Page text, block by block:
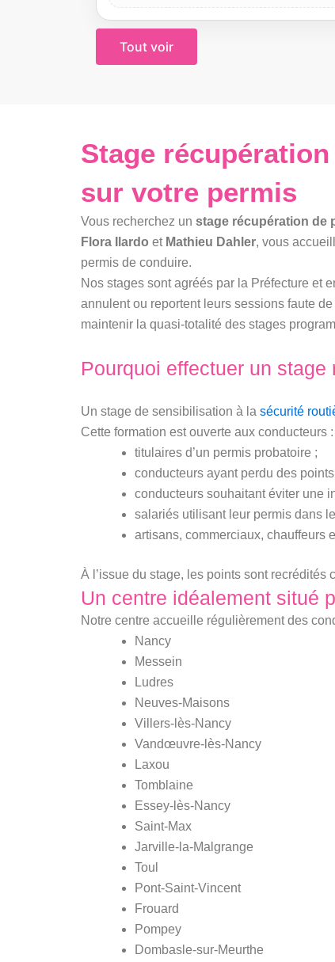
Tout voir
Stage
sur votre permis
Vous recherchez un stage récupération de
Flora Ilardo et Mathieu Dahler, vous
permis de conduire.
Nos stages sont agréés par la Préfecture et
annulent ou reportent leurs sessions faute
maintenir la quasi-totalité des stages
Pourquoi effectuer un
Un stage de sensibilisation à la sécurité
Cette formation est ouverte aux conducteurs :
titulaires d’un permis probatoire ;
conducteurs ayant perdu des
conducteurs souhaitant éviter une
salariés utilisant leur permis dans
artisans, commerciaux, chauffeurs
À l’issue du stage, les points sont
Un centre idéalement situé
Notre centre accueille régulièrement des
Nancy
Messein
Ludres
Neuves-Maisons
Villers-lès-Nancy
Vandœuvre-lès-Nancy
Laxou
Tomblaine
Essey-lès-Nancy
Saint-Max
Jarville-la-Malgrange
Toul
Pont-Saint-Vincent
Frouard
Pompey
Dombasle-sur-Meurthe